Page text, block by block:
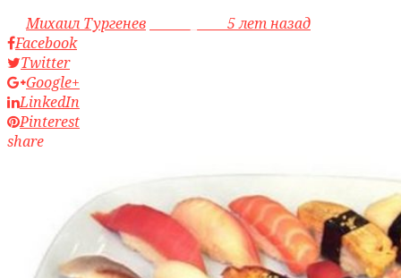
byМихаил Тургенев
5 лет назад
Facebook
Twitter
Google+
LinkedIn
Pinterest
share